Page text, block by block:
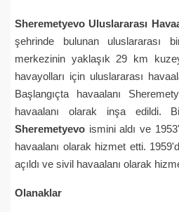
Sheremetyevo Uluslararası
şehrinde bulunan uluslararası
merkezinin yaklaşık 29 km
havayolları için uluslararası
Başlangıçta havaalanı
havaalanı olarak inşa edildi.
Sheremetyevo ismini aldı ve
havaalanı olarak hizmet etti.
açıldı ve sivil havaalanı olarak
Olanaklar